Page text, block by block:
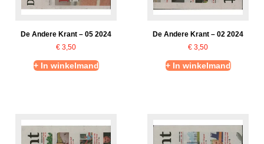
De Andere Krant – 05 2024
€ 3,50
+ In winkelmand
De Andere Krant – 02 2024
€ 3,50
+ In winkelmand